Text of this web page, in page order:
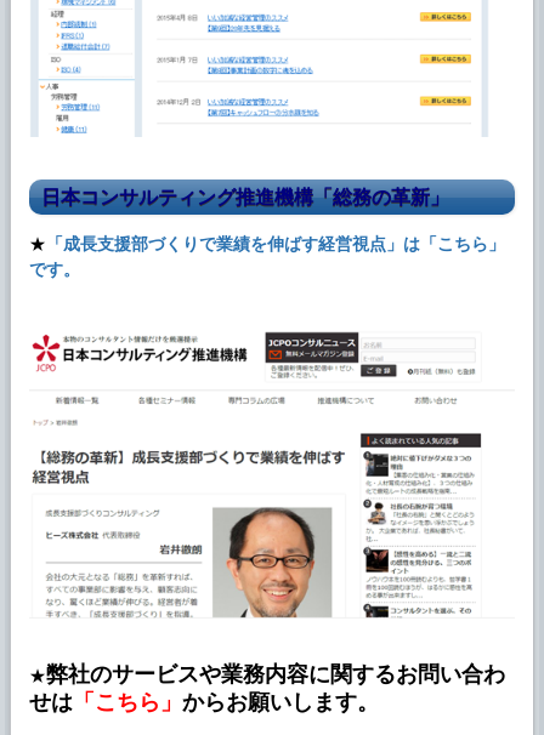
日本コンサルティング推進機構「総務の革新」
★ 「成長支援部づくりで業績を伸ばす経営視点」は「こちら」
です。
★弊社のサービスや業務内容に関するお問い合わ
せは「こちら」 からお願いします。